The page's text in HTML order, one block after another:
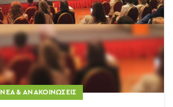
ΝΈΑ & ΑΝΑΚΟΙΝΏΣΕΙΣ